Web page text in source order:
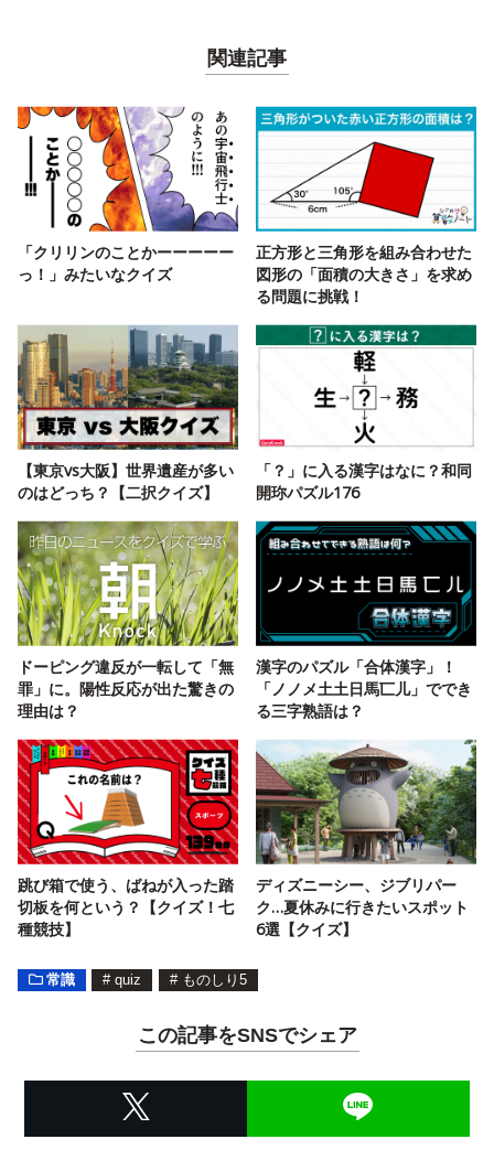
関連記事
「クリリンのことかーーーーー
っ！」みたいなクイズ
正方形と三角形を組み合わせた
図形の「面積の大きさ」を求め
る問題に挑戦！
【東京vs大阪】世界遺産が多い
のはどっち？【二択クイズ】
「？」に入る漢字はなに？和同
開珎パズル176
ドーピング違反が一転して「無
罪」に。陽性反応が出た驚きの
理由は？
漢字のパズル「合体漢字」！
「ノノメ土土日馬匸儿」ででき
る三字熟語は？
跳び箱で使う、ばねが入った踏
切板を何という？【クイズ！七
種競技】
ディズニーシー、ジブリパー
ク…夏休みに行きたいスポット
6選【クイズ】
常識 # quiz # ものしり5
この記事をSNSでシェア